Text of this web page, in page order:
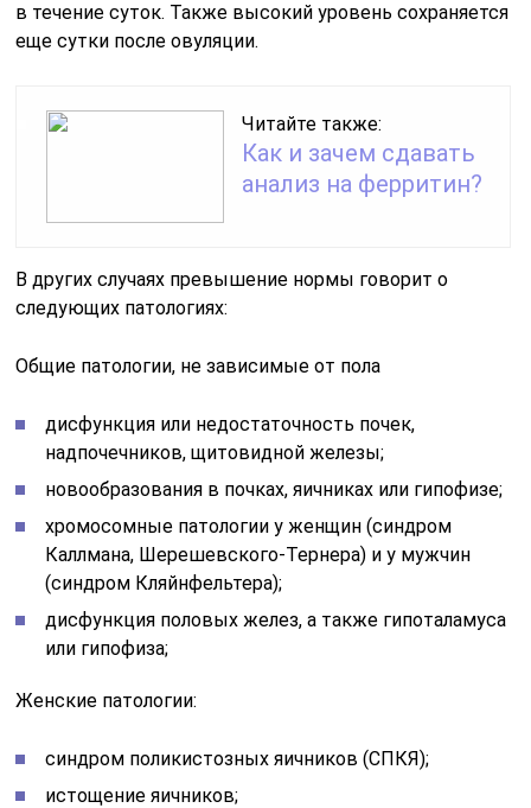
в течение суток. Также высокий уровень сохраняется
еще сутки после овуляции.
Читайте также:
Как и зачем сдавать
анализ на ферритин?
В других случаях превышение нормы говорит о
следующих патологиях:
Общие патологии, не зависимые от пола
дисфункция или недостаточность почек,
надпочечников, щитовидной железы;
новообразования в почках, яичниках или гипофизе;
хромосомные патологии у женщин (синдром
Каллмана, Шерешевского-Тернера) и у мужчин
(синдром Кляйнфельтера);
дисфункция половых желез, а также гипоталамуса
или гипофиза;
Женские патологии:
синдром поликистозных яичников (СПКЯ);
истощение яичников;